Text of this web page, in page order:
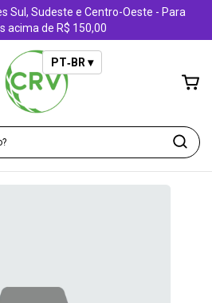
Sul, Sudeste e Centro-Oeste - Para
acima de R$ 150,00
PT‑BR ▾